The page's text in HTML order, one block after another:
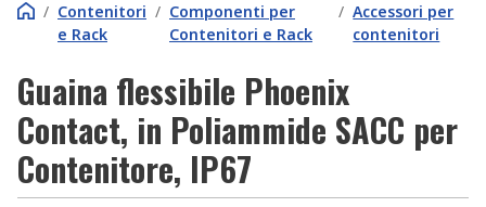
/ Contenitori
e Rack
/ Componenti per
Contenitori e Rack
/ Accessori per
contenitori
Guaina flessibile Phoenix
Contact, in Poliammide SACC per
Contenitore, IP67